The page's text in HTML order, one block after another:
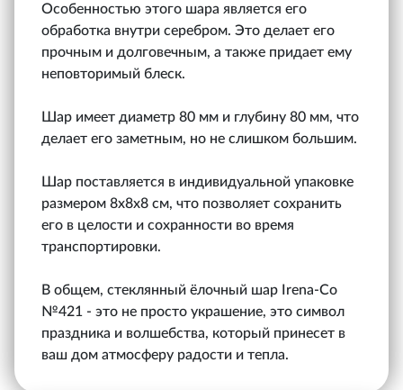
Особенностью этого шара является его
обработка внутри серебром. Это делает его
прочным и долговечным, а также придает ему
неповторимый блеск.
Шар имеет диаметр 80 мм и глубину 80 мм, что
делает его заметным, но не слишком большим.
Шар поставляется в индивидуальной упаковке
размером 8x8x8 см, что позволяет сохранить
его в целости и сохранности во время
транспортировки.
В общем, стеклянный ёлочный шар Irena-Co
№421 - это не просто украшение, это символ
праздника и волшебства, который принесет в
ваш дом атмосферу радости и тепла.